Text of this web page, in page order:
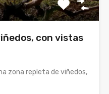
con vistas
zona repleta de viñedos,